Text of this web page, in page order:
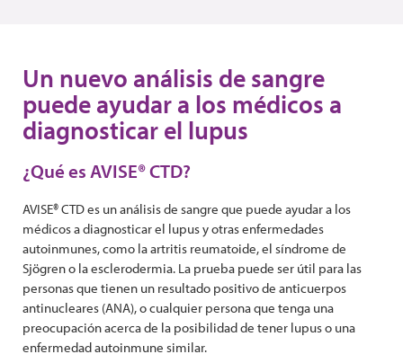
Un nuevo análisis de sangre
puede ayudar a los médicos a
diagnosticar el lupus
¿Qué es AVISE® CTD?
AVISE® CTD es un análisis de sangre que puede ayudar a los
médicos a diagnosticar el lupus y otras enfermedades
autoinmunes, como la artritis reumatoide, el síndrome de
Sjögren o la esclerodermia. La prueba puede ser útil para las
personas que tienen un resultado positivo de anticuerpos
antinucleares (ANA), o cualquier persona que tenga una
preocupación acerca de la posibilidad de tener lupus o una
enfermedad autoinmune similar.